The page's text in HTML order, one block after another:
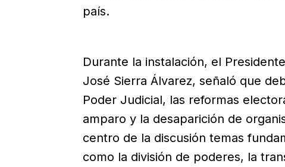
país.
Durante la instalación, el
José Sierra Álvarez, señaló que
Poder Judicial, las reformas
amparo y la desaparición de
centro de la discusión temas
como la división de poderes, la